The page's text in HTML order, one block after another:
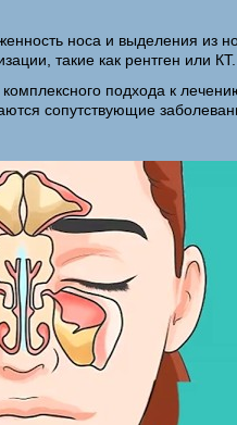
носа и выделения из
такие как рентген или КТ.
подхода к
сопутствующие